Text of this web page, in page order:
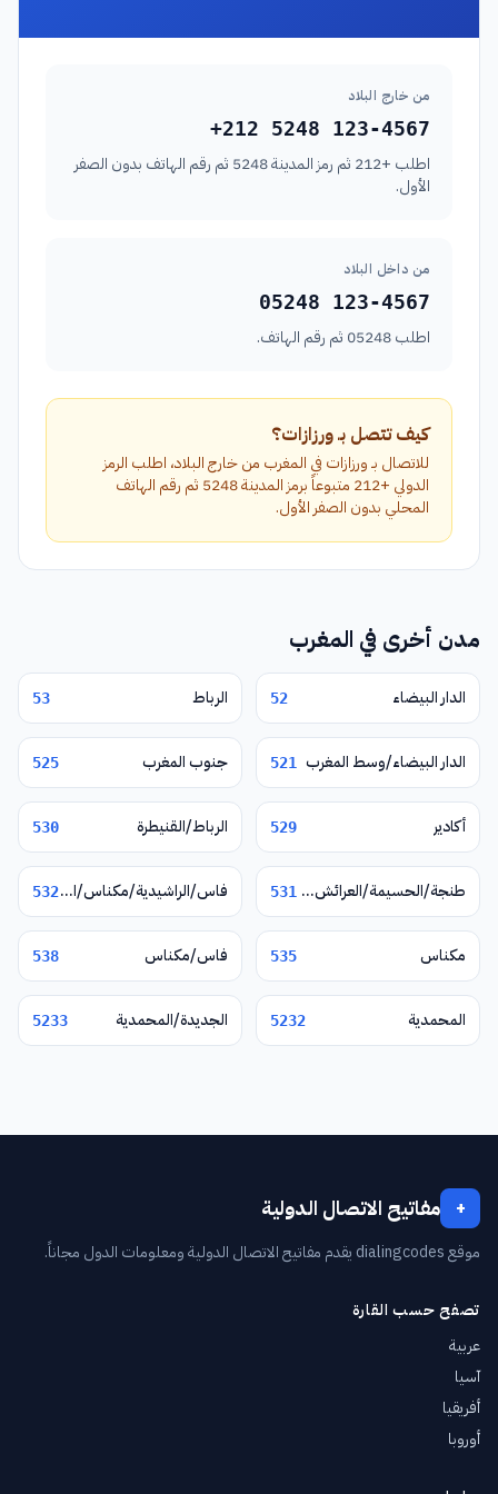
من خارج البلاد
+212 5248 123-4567
اطلب +212 ثم رمز المدينة 5248 ثم رقم الهاتف بدون الصفر
الأول.
من داخل البلاد
05248 123-4567
اطلب 05248 ثم رقم الهاتف.
كيف تتصل بـ ورزازات؟
للاتصال بـ ورزازات في المغرب من خارج البلاد، اطلب الرمز
الدولي +212 متبوعاً برمز المدينة 5248 ثم رقم الهاتف
المحلي بدون الصفر الأول.
مدن أخرى في المغرب
الدار البيضاء 52 الرباط 53
الدار البيضاء/وسط المغرب 521 جنوب المغرب 525
أكادير 529 الرباط/القنيطرة 530
طنجة/الحسيمة/العرائش/تطوان/شفشاون 531 فاس/الراشيدية/مكناس/الناظور/وجدة/تازة532
مكناس 535 فاس/مكناس 538
المحمدية 5232 الجديدة/المحمدية 5233
+ مفاتيح الاتصال الدولية
موقع dialingcodes يقدم مفاتيح الاتصال الدولية ومعلومات الدول مجاناً.
تصفح حسب القارة
عربية
آسيا
أفريقيا
أوروبا